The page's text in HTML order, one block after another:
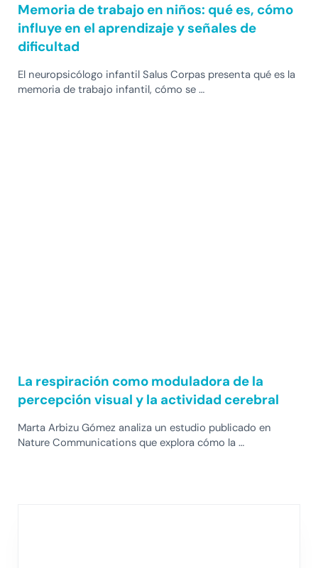
Memoria de trabajo en niños: qué es, cómo
influye en el aprendizaje y señales de
dificultad
El neuropsicólogo infantil Salus Corpas presenta qué es la
memoria de trabajo infantil, cómo se …
La respiración como moduladora de la
percepción visual y la actividad cerebral
Marta Arbizu Gómez analiza un estudio publicado en
Nature Communications que explora cómo la …